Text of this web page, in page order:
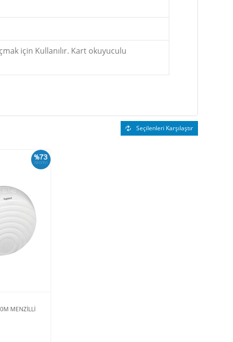
için Kullanılır. Kart okuyuculu
Seçilenleri Karşılaştır
%73
İskonto
MENZİLLİ